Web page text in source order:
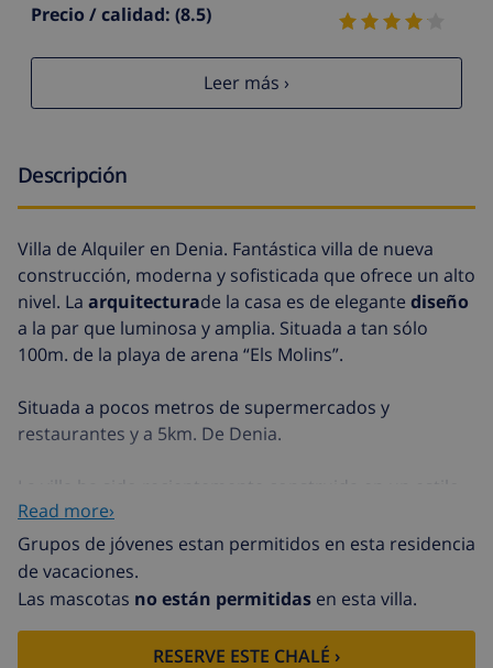
Precio / calidad: (8.5)
Leer más ›
Descripción
Villa de Alquiler en Denia. Fantástica villa de nueva
construcción, moderna y sofisticada que ofrece un alto
nivel. La arquitecturade la casa es de elegante diseño
a la par que luminosa y amplia. Situada a tan sólo
100m. de la playa de arena “Els Molins”.
Situada a pocos metros de supermercados y
restaurantes y a 5km. De Denia.
moderno sobre una parcela totalmente llana de
1.000m2 en la conocida zona Els Molins Denia, Alicante.
La villa consta de gran salón comedor con T.V. satélite,
espectacular cocina totalmente equipada con
lavavajillas, horno, vitrocerámica, frigorífico,
Read more›
Grupos de jóvenes estan permitidos en esta residencia
de vacaciones.
Las mascotas no están permitidas en esta villa.
RESERVE ESTE CHALÉ ›